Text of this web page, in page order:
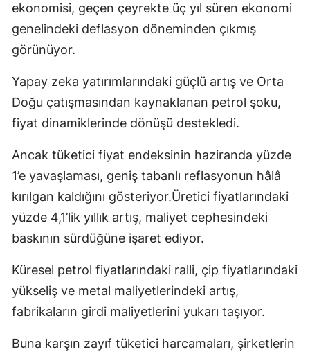
ekonomisi, geçen çeyrekte üç yıl süren ekonomi
genelindeki deflasyon döneminden çıkmış
görünüyor.
Yapay zeka yatırımlarındaki güçlü artış ve Orta
Doğu çatışmasından kaynaklanan petrol şoku,
fiyat dinamiklerinde dönüşü destekledi.
Ancak tüketici fiyat endeksinin haziranda yüzde
1’e yavaşlaması, geniş tabanlı reflasyonun hâlâ
kırılgan kaldığını gösteriyor.Üretici fiyatlarındaki
yüzde 4,1’lik yıllık artış, maliyet cephesindeki
baskının sürdüğüne işaret ediyor.
Küresel petrol fiyatlarındaki ralli, çip fiyatlarındaki
yükseliş ve metal maliyetlerindeki artış,
fabrikaların girdi maliyetlerini yukarı taşıyor.
Buna karşın zayıf tüketici harcamaları, şirketlerin